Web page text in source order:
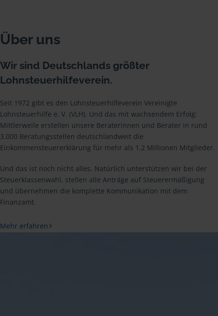
Über uns
Wir sind Deutschlands größter
Lohnsteuerhilfeverein.
Seit 1972 gibt es den Lohnsteuerhilfeverein Vereinigte
Lohnsteuerhilfe e. V. (VLH). Und das mit wachsendem Erfolg:
Mittlerweile erstellen unsere Beraterinnen und Berater in rund
3.000 Beratungsstellen deutschlandweit die
Einkommensteuererklärung für mehr als 1,2 Millionen Mitglieder.
Und das ist noch nicht alles. Natürlich unterstützen wir bei der
Steuerklassenwahl, stellen alle Anträge auf Steuerermäßigung
und übernehmen die komplette Kommunikation mit dem
Finanzamt.
Mehr erfahren